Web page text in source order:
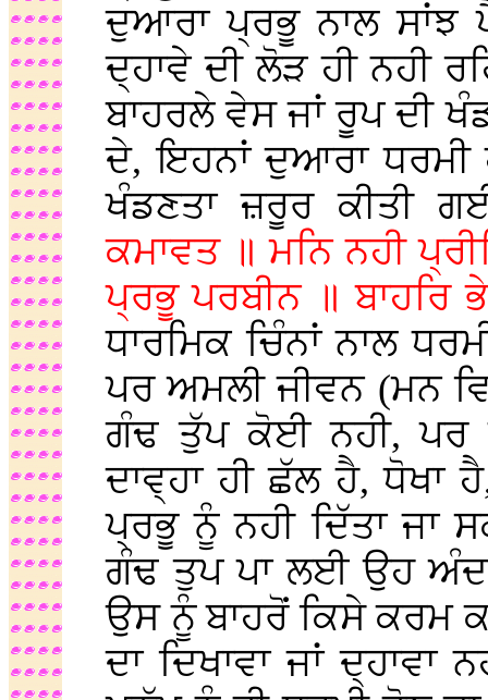
ਦੁਆਰਾ ਪ੍ਰਭੂ ਨਾਲ ਸਾਂਝ
ਦ੍ਹਾਵੇ ਦੀ ਲੋੜ ਹੀ ਨਹੀ
ਬਾਹਰਲੇ ਵੇਸ ਜਾਂ ਰੂਪ ਦੀ
ਦੇ, ਇਹਨਾਂ ਦੁਆਰਾ
ਖੰਡਣਤਾ ਜ਼ਰੂਰ ਕੀਤੀ
ਕਮਾਵਤ ॥ ਮਨਿ ਨਹੀ
ਪ੍ਰਭੂ ਪਰਬੀਨ ॥ ਬਾਹਰਿ
ਧਾਰਮਿਕ ਚਿੰਨਾਂ ਨਾਲ
ਪਰ ਅਮਲੀ ਜੀਵਨ (ਮਨ
ਗੰਢ ਤੁੱਪ ਕੋਈ ਨਹੀ, ਪਰ
ਦਾਵ੍ਹਾ ਹੀ ਛੱਲ ਹੈ, ਧੋਖਾ
ਪ੍ਰਭੂ ਨੂੰ ਨਹੀ ਦਿੱਤਾ ਜਾ
ਗੰਢ ਤੁਪ ਪਾ ਲਈ ਉਹ
ਉਸ ਨੂੰ ਬਾਹਰੋਂ ਕਿਸੇ ਕਰਮ
ਦਾ ਦਿਖਾਵਾ ਜਾਂ